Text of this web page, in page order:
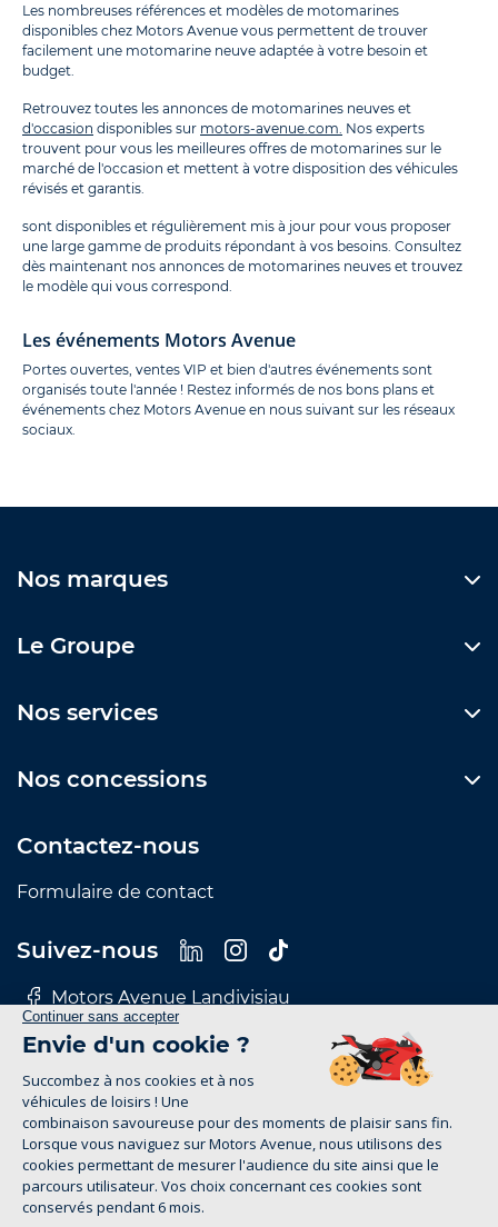
Les nombreuses références et modèles de motomarines
disponibles chez Motors Avenue vous permettent de trouver
facilement une motomarine neuve adaptée à votre besoin et
budget.
Retrouvez toutes les annonces de motomarines neuves et
d'occasion disponibles sur motors-avenue.com. Nos experts
trouvent pour vous les meilleures offres de motomarines sur le
marché de l'occasion et mettent à votre disposition des véhicules
révisés et garantis.
sont disponibles et régulièrement mis à jour pour vous proposer
une large gamme de produits répondant à vos besoins. Consultez
dès maintenant nos annonces de motomarines neuves et trouvez
le modèle qui vous correspond.
Les événements Motors Avenue
Portes ouvertes, ventes VIP et bien d'autres événements sont
organisés toute l'année ! Restez informés de nos bons plans et
événements chez Motors Avenue en nous suivant sur les réseaux
sociaux.
Nos marques
Le Groupe
Nos services
Nos concessions
Contactez-nous
Formulaire de contact
Suivez-nous
Motors Avenue Landivisiau
Motors Avenue Le Mans
Motors Avenue Rennes
Motors Avenue Tours